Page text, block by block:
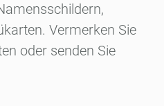
Vermerken Sie
oder senden Sie